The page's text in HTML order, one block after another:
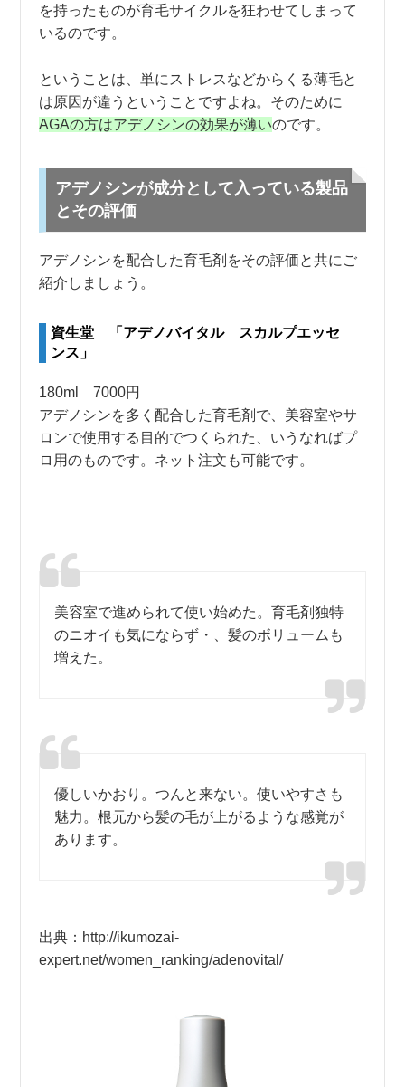
を持ったものが育毛サイクルを狂わせてしまって
いるのです。
ということは、単にストレスなどからくる薄毛と
は原因が違うということですよね。そのために
AGAの方はアデノシンの効果が薄いのです。
アデノシンが成分として入っている製品
とその評価
アデノシンを配合した育毛剤をその評価と共にご
紹介しましょう。
資生堂 「アデノバイタル スカルプエッセ
ンス」
180ml 7000円
アデノシンを多く配合した育毛剤で、美容室やサ
ロンで使用する目的でつくられた、いうなればプ
ロ用のものです。ネット注文も可能です。
美容室で進められて使い始めた。育毛剤独特
のニオイも気にならず・、髪のボリュームも
増えた。
優しいかおり。つんと来ない。使いやすさも
魅力。根元から髪の毛が上がるような感覚が
あります。
出典：http://ikumozai-
expert.net/women_ranking/adenovital/